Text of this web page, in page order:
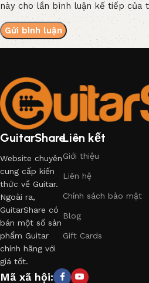
này cho lần bình luận kế tiếp của
GuitarShare
Website chuyên
cung cấp kiến
thức về Guitar.
Ngoài ra,
GuitarShare có
bán một số sản
phẩm Guitar
chính hãng với
giá tốt.
Liên kết
Giới thiệu
Liên hệ
Chính sách bảo mật
Blog
Gift Cards
Mã xã hội: